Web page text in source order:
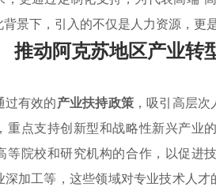
景下，引入的不仅是人力资源，更
推动阿克苏地区产业转
过有效的产业扶持政策，吸引高层次
，重点支持创新型和战略性新兴产业
等院校和研究机构的合作，以促进
深加工等，这些领域对专业技术人